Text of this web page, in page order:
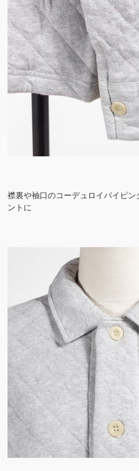
襟裏や袖口のコーデュロイパイピン
ントに